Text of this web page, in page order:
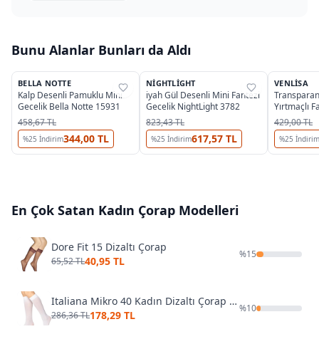
Bunu Alanlar Bunları da Aldı
%77
BELLA NOTTE
Kalp Desenli Pamuklu Mini
Gecelik Bella Notte 15931
458,67 TL
%25 İndirim344,00 TL
%38
NIGHTLIGHT
iyah Gül Desenli Mini Fantezi
Gecelik NightLight 3782
823,43 TL
%25 İndirim617,57 TL
%33
VENLISA
Yırtmaçlı
Venlisa
429,00 TL
%25 İndirim
En Çok Satan Kadın Çorap Modelleri
Dore Fit 15 Dizaltı Çorap
65,52 TL40,95 TL
%15
Italiana Mikro 40 Kadın Dizaltı Çorap 1014 Beyaz
286,36 TL178,29 TL
%10